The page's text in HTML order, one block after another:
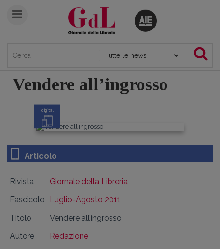
Vendere all’ingrosso
digital
Articolo
Rivista
Giornale della Libreria
Fascicolo
Luglio-Agosto 2011
Titolo
Vendere all’ingrosso
Autore
Redazione